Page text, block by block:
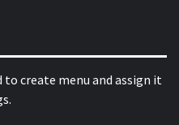
to create menu and assign it